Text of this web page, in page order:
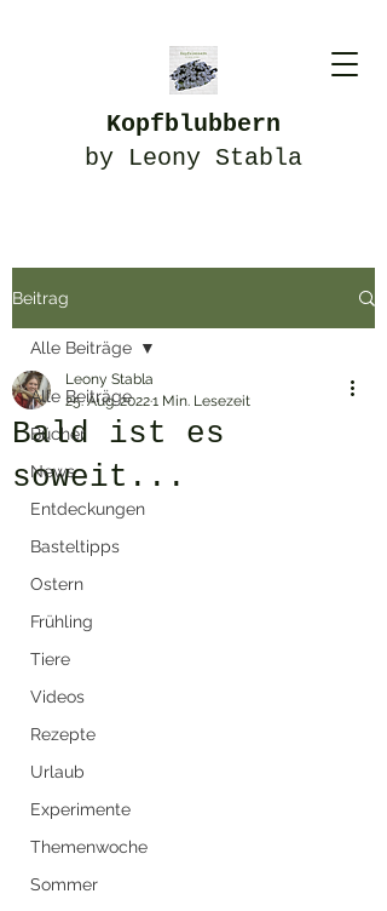
Kopfblubbern
by Leony Stabla
Beitrag
Alle Beiträge
Bücher
News
Entdeckungen
Basteltipps
Ostern
Frühling
Tiere
Videos
Rezepte
Urlaub
Experimente
Themenwoche
Sommer
Alle Beiträge
Bald ist es
soweit...
Leony Stabla
25. Aug. 20221 Min. Lesezeit